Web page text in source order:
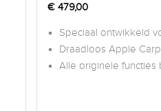
€ 479,00
Speciaal ontwikkeld
Draadloos Apple
Alle originele functies